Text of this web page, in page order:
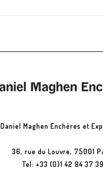
Daniel Maghen Enchères et
36, rue du Louvre, 75001
Tel: +33 (0)1 42 84 37 39